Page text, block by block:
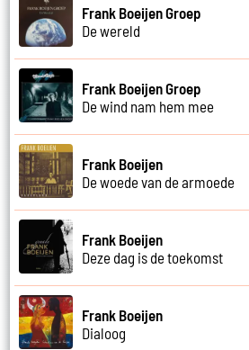
Frank Boeijen Groep
De wereld
Frank Boeijen Groep
De wind nam hem mee
Frank Boeijen
De woede van de armoede
Frank Boeijen
Deze dag is de toekomst
Frank Boeijen
Dialoog